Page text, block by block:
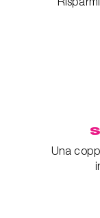
Una